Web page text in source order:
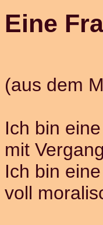
Eine
(aus dem
Ich bin
mit
Ich bin
voll